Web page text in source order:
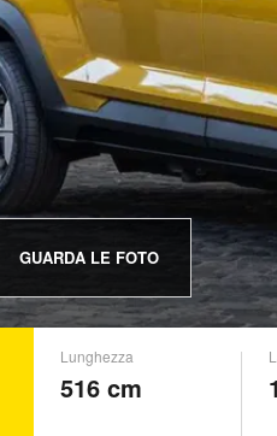
GUARDA LE FOTO
Lunghezza
516 cm